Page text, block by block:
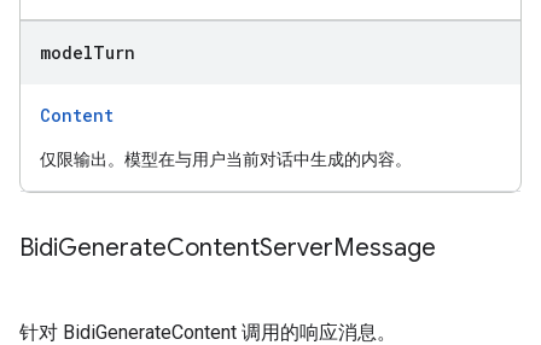
modelTurn
Content
仅限输出。模型在与用户当前对话中生成的内容。
BidiGenerateContentServerMessage
针对 BidiGenerateContent 调用的响应消息。